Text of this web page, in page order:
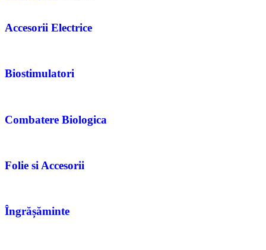
Accesorii Electrice
Biostimulatori
Combatere Biologica
Folie si Accesorii
Îngrășăminte